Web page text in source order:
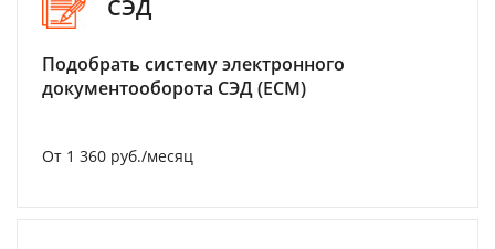
СЭД
Подобрать систему электронного
документооборота СЭД (ECM)
От 1 360 руб./месяц